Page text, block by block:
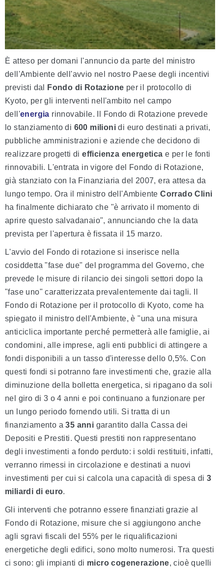
È atteso per domani l'annuncio da parte del ministro
dell'Ambiente dell'avvio nel nostro Paese degli incentivi
previsti dal
Fondo di Rotazione per il protocollo di
Kyoto, per gli interventi nell'ambito nel campo
dell'energia rinnovabile. Il Fondo di Rotazione prevede
lo stanziamento di 600 milioni di euro destinati a privati,
pubbliche amministrazioni e aziende che decidono di
realizzare progetti diefficienza energetica e per le fonti
rinnovabili. L'entrata in vigore del Fondo di Rotazione,
già stanziato con la Finanziaria del 2007, era attesa da
lungo tempo. Ora il ministro dell'AmbienteCorrado Clini
ha finalmente dichiarato che "è arrivato il momento di
aprire questo salvadanaio", annunciando che la data
prevista per l'apertura è fissata il 15 marzo.
L'avvio del Fondo di rotazione si inserisce nella
cosiddetta "fase due" del programma del Governo, che
prevede le misure di rilancio dei singoli settori dopo la
"fase uno" caratterizzata prevalentemente dai tagli. Il
Fondo di Rotazione per il protocollo di Kyoto, come ha
spiegato il ministro dell'Ambiente, è "una una misura
anticiclica importante perché permetterà alle famiglie, ai
condomini, alle imprese, agli enti pubblici di attingere a
fondi disponibili a un tasso d'interesse dello 0,5%. Con
questi fondi si potranno fare investimenti che, grazie alla
diminuzione della bolletta energetica, si ripagano da soli
nel giro di 3 o 4 anni e poi continuano a funzionare per
un lungo periodo fornendo utili. Si tratta di un
finanziamento a35 anni garantito dalla Cassa dei
Depositi e Prestiti. Questi prestiti non rappresentano
degli investimenti a fondo perduto: i soldi restituiti, infatti,
verranno rimessi in circolazione e destinati a nuovi
investimenti per cui si calcola una capacità di spesa di 3
miliardi di euro.
Gli interventi che potranno essere finanziati grazie al
Fondo di Rotazione, misure che si aggiungono anche
agli sgravi fiscali del 55% per le riqualificazioni
energetiche degli edifici, sono molto numerosi. Tra questi
ci sono: gli impianti di micro cogenerazione, cioè quelli